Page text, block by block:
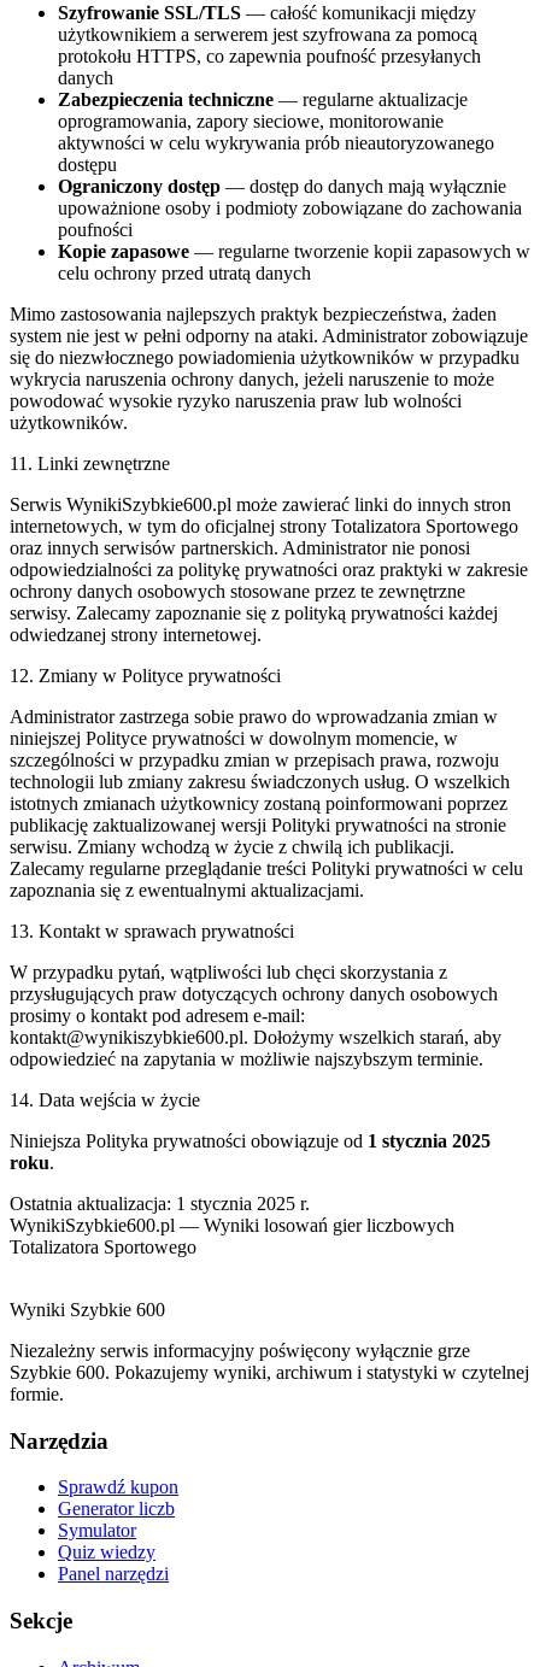
Szyfrowanie SSL/TLS — całość komunikacji między
użytkownikiem a serwerem jest szyfrowana za pomocą
protokołu HTTPS, co zapewnia poufność przesyłanych
danych
Zabezpieczenia techniczne — regularne aktualizacje
oprogramowania, zapory sieciowe, monitorowanie
aktywności w celu wykrywania prób nieautoryzowanego
dostępu
Ograniczony dostęp — dostęp do danych mają wyłącznie
upoważnione osoby i podmioty zobowiązane do zachowania
poufności
Kopie zapasowe — regularne tworzenie kopii zapasowych w
celu ochrony przed utratą danych
Mimo zastosowania najlepszych praktyk bezpieczeństwa, żaden
system nie jest w pełni odporny na ataki. Administrator zobowiązuje
się do niezwłocznego powiadomienia użytkowników w przypadku
wykrycia naruszenia ochrony danych, jeżeli naruszenie to może
powodować wysokie ryzyko naruszenia praw lub wolności
użytkowników.
11. Linki zewnętrzne
Serwis WynikiSzybkie600.pl może zawierać linki do innych stron
internetowych, w tym do oficjalnej strony Totalizatora Sportowego
oraz innych serwisów partnerskich. Administrator nie ponosi
odpowiedzialności za politykę prywatności oraz praktyki w zakresie
ochrony danych osobowych stosowane przez te zewnętrzne
serwisy. Zalecamy zapoznanie się z polityką prywatności każdej
odwiedzanej strony internetowej.
12. Zmiany w Polityce prywatności
Administrator zastrzega sobie prawo do wprowadzania zmian w
niniejszej Polityce prywatności w dowolnym momencie, w
szczególności w przypadku zmian w przepisach prawa, rozwoju
technologii lub zmiany zakresu świadczonych usług. O wszelkich
istotnych zmianach użytkownicy zostaną poinformowani poprzez
publikację zaktualizowanej wersji Polityki prywatności na stronie
serwisu. Zmiany wchodzą w życie z chwilą ich publikacji.
Zalecamy regularne przeglądanie treści Polityki prywatności w celu
zapoznania się z ewentualnymi aktualizacjami.
13. Kontakt w sprawach prywatności
W przypadku pytań, wątpliwości lub chęci skorzystania z
przysługujących praw dotyczących ochrony danych osobowych
prosimy o kontakt pod adresem e-mail:
kontakt@wynikiszybkie600.pl. Dołożymy wszelkich starań, aby
odpowiedzieć na zapytania w możliwie najszybszym terminie.
14. Data wejścia w życie
Niniejsza Polityka prywatności obowiązuje od 1 stycznia 2025
roku.
Ostatnia aktualizacja: 1 stycznia 2025 r.
WynikiSzybkie600.pl — Wyniki losowań gier liczbowych
Totalizatora Sportowego
Wyniki Szybkie 600
Niezależny serwis informacyjny poświęcony wyłącznie grze
Szybkie 600. Pokazujemy wyniki, archiwum i statystyki w czytelnej
formie.
Narzędzia
Sprawdź kupon
Generator liczb
Symulator
Quiz wiedzy
Panel narzędzi
Sekcje